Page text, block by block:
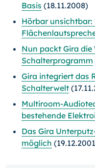
Basis (18.11.2008)
Hörbar
Nun packt Gira
Schalterprogramm
Gira integriert das
Schalterwelt
Multiroom-
bestehende
Das Gira
möglich